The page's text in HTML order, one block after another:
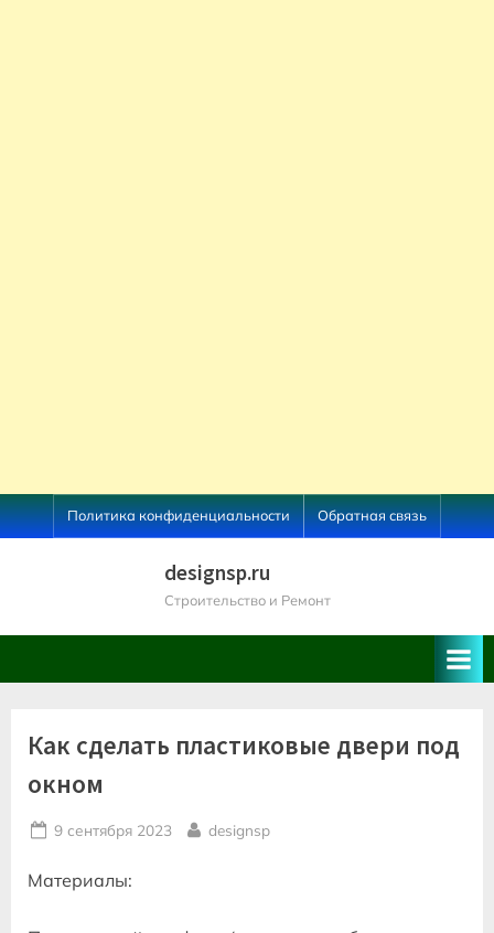
Skip
to
Политика конфиденциальности Обратная связь
designsp.ru
Строительство и Ремонт
Как сделать пластиковые двери под
окном
Posted
9 сентября 2023 By
designsp
Материалы: